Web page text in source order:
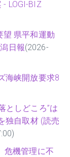
LOGI-BIZ
望 県平和運動
日報(2026-
海峡開放要求8
としどころ”は
独自取材 (読売
危機管理に不